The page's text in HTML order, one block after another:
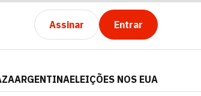
Assinar Entrar
ARGENTINAELEIÇÕES NOS EUA